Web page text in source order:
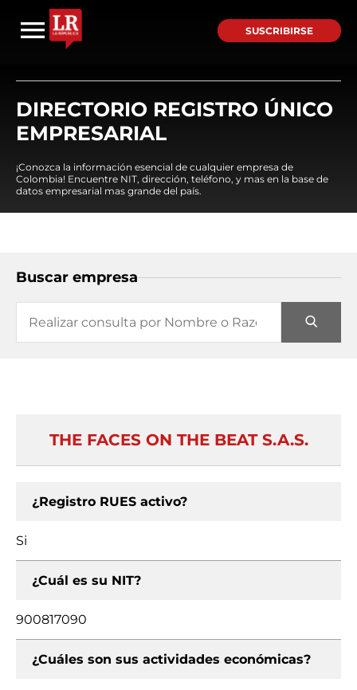
SUSCRIBIRSE
DIRECTORIO REGISTRO ÚNICO
EMPRESARIAL
¡Conozca la información esencial de cualquier empresa de
Colombia! Encuentre NIT, dirección, teléfono, y mas en la base de
datos empresarial mas grande del país.
Buscar empresa
THE FACES ON THE BEAT S.A.S.
¿Registro RUES activo?
Si
¿Cuál es su NIT?
900817090
¿Cuáles son sus actividades económicas?